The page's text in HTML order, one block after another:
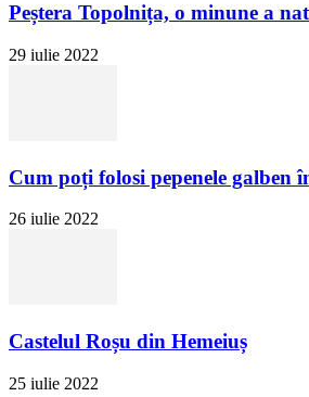
Peștera Topolnița, o minune a
29 iulie 2022
Cum poți folosi pepenele galben
26 iulie 2022
Castelul Roșu din Hemeiuș
25 iulie 2022